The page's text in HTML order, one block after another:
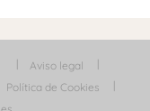
Aviso legal
Política de Cookies